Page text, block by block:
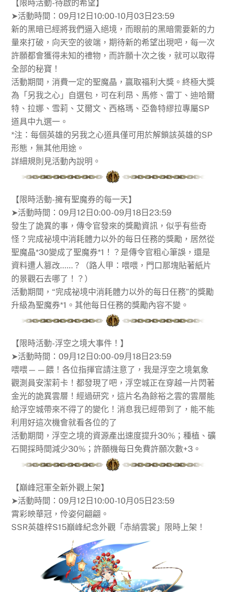
【限時活動-待啟的希望】
➤活動時間：09月12日10:00-10月03日23:59
新的黑暗已經將我們逼入絕境，而眼前的黑暗需要新的力
量來打破，向天空的彼端，期待新的希望出現吧，每一次
許願都會獲得未知的禮物，而許願十次之後，就可以取得
全部的秘寶！
活動期間，消費一定的聖魔晶，贏取福利大獎。終極大獎
為「另我之心」自選包，可在利昂、馬修、雷丁、迪哈爾
特、拉娜、雪莉、艾爾文、西格瑪、亞魯特繆拉專屬SP
道具中九選一。
*注：每個英雄的另我之心道具僅可用於解鎖該英雄的SP
形態，無其他用途。
詳細規則見活動內說明。
【限時活動-擁有聖魔券的每一天】
➤活動時間：09月12日0:00-09月18日23:59
發生了詭異的事，傳令官發來的獎勵資訊，似乎有些奇
怪？完成祕境中消耗體力以外的每日任務的獎勵，居然從
聖魔晶*30變成了聖魔券*1！？是傳令官粗心筆誤，還是
資料遭人篡改……？（路人甲：喂喂，門口那塊貼著紙片
的景觀石去哪了！？）
活動期間，“完成祕境中消耗體力以外的每日任務”的獎勵
升級為聖魔券*1。其他每日任務的獎勵內容不變。
【限時活動-浮空之境大事件！】
➤活動時間：09月12日0:00-09月18日23:59
喂喂——餵！各位指揮官請注意了，我是浮空之境氣象
觀測員安潔莉卡！都發現了吧，浮空城正在穿越一片閃著
金光的詭異雲層！經過研究，這片名為餘裕之雲的雲層能
給浮空城帶來不得了的變化！消息我已經帶到了，能不能
利用好這次機會就看各位的了
活動期間，浮空之境的資源產出速度提升30%；種植、礦
石開採時間減少30%；許願機每日免費許願次數+3。
【巔峰冠軍全新外觀上架】
➤活動時間：09月12日10:00-10月05日23:59
霄彩映華冠，伶姿何翩翩。
SSR英雄梓S15巔峰紀念外觀「赤綃雲裳」限時上架！